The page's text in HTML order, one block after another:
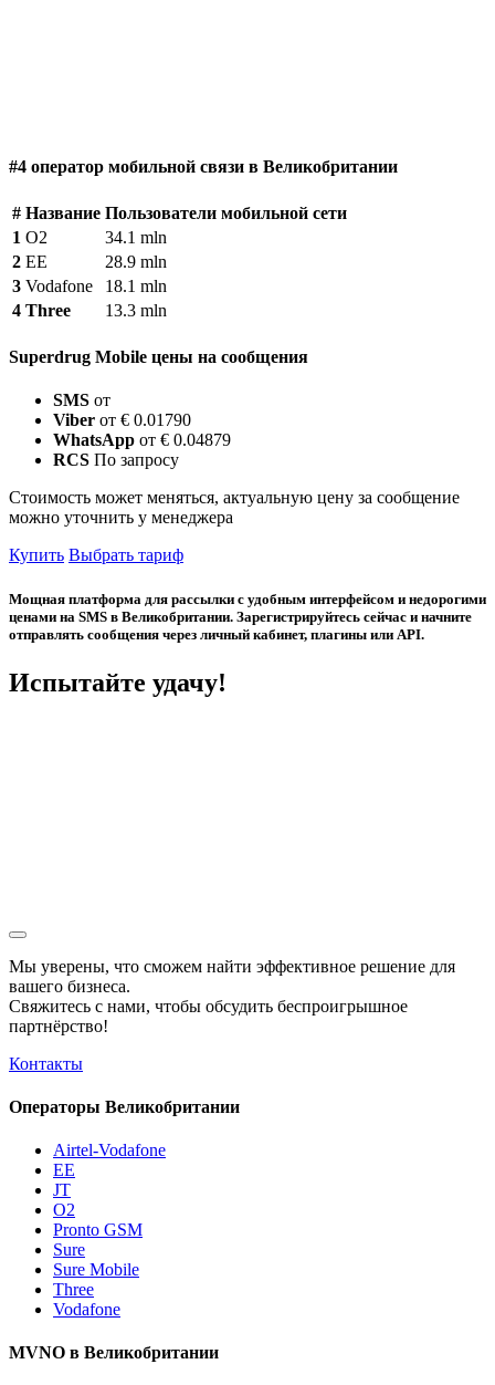
#4 оператор мобильной связи в Великобритании
# Название Пользователи мобильной сети
1 O2
34.1 mln
2 EE
28.9 mln
3 Vodafone
18.1 mln
4 Three 13.3 mln
Superdrug Mobile цены на сообщения
SMS от
Viber от € 0.01790
WhatsApp от € 0.04879
RCS По запросу
Стоимость может меняться, актуальную цену за сообщение
можно уточнить у менеджера
Купить Выбрать тариф
Мощная платформа для рассылки с удобным интерфейсом и недорогими
ценами на SMS в Великобритании. Зарегистрируйтесь сейчас и начните
отправлять сообщения через личный кабинет, плагины или API.
Испытайте удачу!
Мы уверены, что сможем найти эффективное решение для
вашего бизнеса.
Свяжитесь с нами, чтобы обсудить беспроигрышное
партнёрство!
Контакты
Операторы Великобритании
Airtel-Vodafone
EE
JT
O2
Pronto GSM
Sure
Sure Mobile
Three
Vodafone
MVNO в Великобритании